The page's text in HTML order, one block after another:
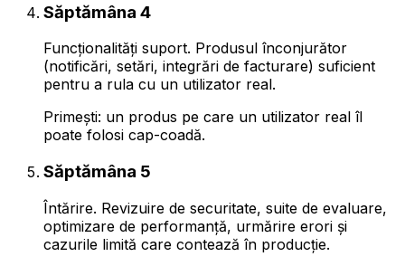
Săptămâna 4
Funcționalități suport. Produsul înconjurător
(notificări, setări, integrări de facturare) suficient
pentru a rula cu un utilizator real.
Primești: un produs pe care un utilizator real îl
poate folosi cap-coadă.
Săptămâna 5
Întărire. Revizuire de securitate, suite de evaluare,
optimizare de performanță, urmărire erori și
cazurile limită care contează în producție.